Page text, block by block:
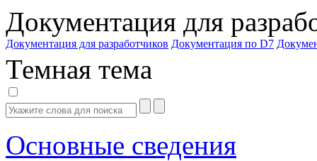
Документация для
Документация для разработчиков Документация по D7
Темная тема
Основные сведения